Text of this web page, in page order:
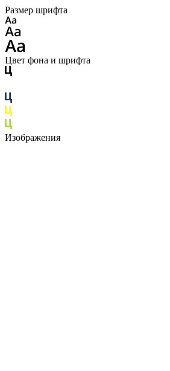
Размер шрифта
Цвет фона и шрифта
Изображения